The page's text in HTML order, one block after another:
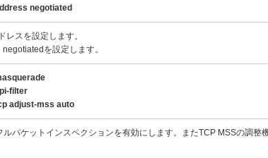
negotiated
レスを設定します。
を設定します。
filter
adjust-mss auto
ルパケットインスペクションを有効にします。またTCP MSSの調整